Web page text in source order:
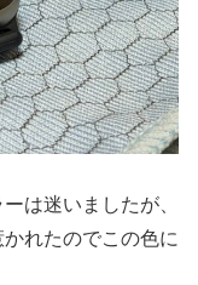
は迷いましたが、
れたのでこの色に